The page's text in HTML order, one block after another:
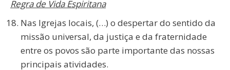
Regra de Vida Espiritana
Nas Igrejas locais, (…) o despertar do sentido da
missão universal, da justiça e da fraternidade
entre os povos são parte importante das nossas
principais atividades.